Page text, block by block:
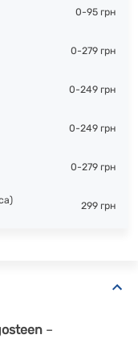
0-95 грн
0-279 грн
0-249 грн
0-249 грн
0-279 грн
299 грн
–